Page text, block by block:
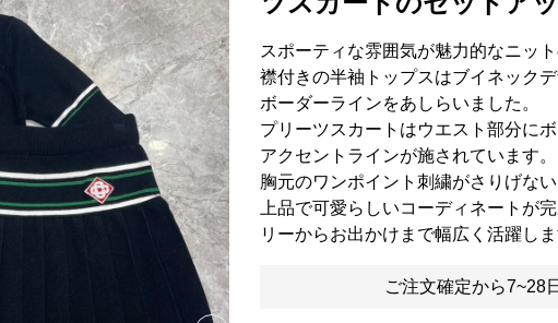
スポーティな雰囲気が魅力的なニッ
襟付きの半袖トップスはブイネック
ボーダーラインをあしらいました。
プリーツスカートはウエスト部分に
アクセントラインが施されています。
胸元のワンポイント刺繍がさりげない
上品で可愛らしいコーディネートが
リーからお出かけまで幅広く活躍しま
ご注文確定から7~28